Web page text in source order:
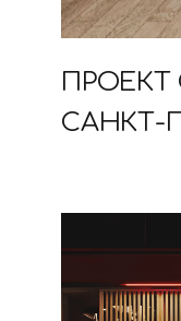
САНКТ-